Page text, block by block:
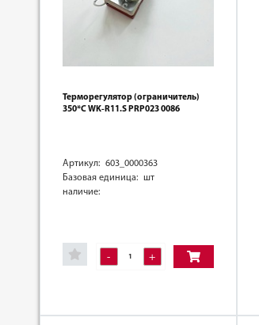
Терморегулятор (ограничитель)
350*C WK-R11.S PRP023 0086
Артикул: 603_0000363
Базовая единица: шт
наличие:
- +